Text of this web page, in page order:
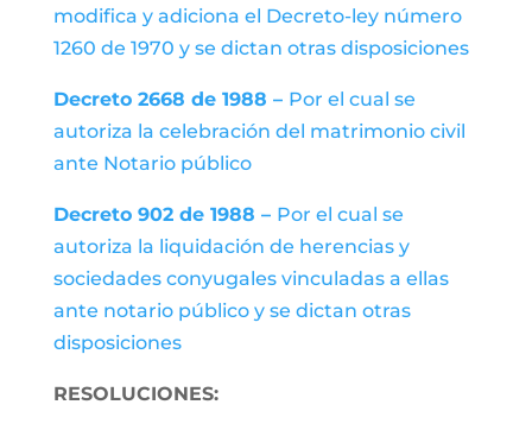
modifica y adiciona el Decreto-ley número
1260 de 1970 y se dictan otras disposiciones
Decreto 2668 de 1988 – Por el cual se
autoriza la celebración del matrimonio civil
ante Notario público
Decreto 902 de 1988 – Por el cual se
autoriza la liquidación de herencias y
sociedades conyugales vinculadas a ellas
ante notario público y se dictan otras
disposiciones
RESOLUCIONES: